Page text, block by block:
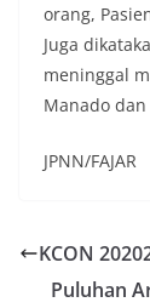
orang,
Juga
meninggal
Manado
JPNN/FAJAR
KCON
Puluhan